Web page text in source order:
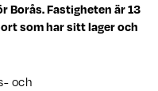
Borås. Fastigheten är 13
som har sitt lager och
och